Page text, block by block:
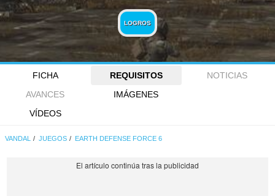
LOGROS
FICHA REQUISITOS
NOTICIAS
AVANCES
IMÁGENES
VÍDEOS
VANDAL JUEGOS EARTH DEFENSE FORCE 6